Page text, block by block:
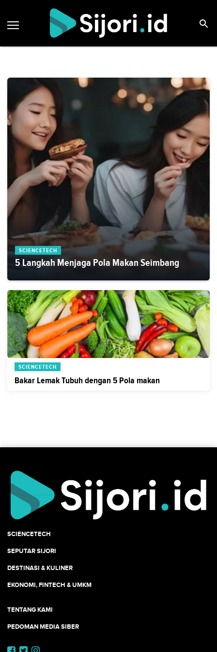
SCIENCETECH
5 Langkah Menjaga Pola Makan Seimbang
SCIENCETECH
Bakar Lemak Tubuh dengan 5 Pola makan
SCIENCETECH
SEPUTAR SIJORI
DESTINASI & KULINER
EKONOMI, FINTECH & UMKM
TENTANG KAMI
PEDOMAN MEDIA SIBER